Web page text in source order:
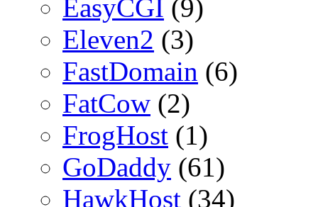
EasyCGI (9)
Eleven2 (3)
FastDomain (6)
FatCow (2)
FrogHost (1)
GoDaddy (61)
HawkHost (34)